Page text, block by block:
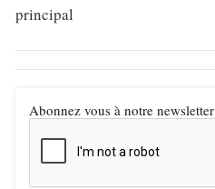
principal
Abonnez vous à notre newsletter